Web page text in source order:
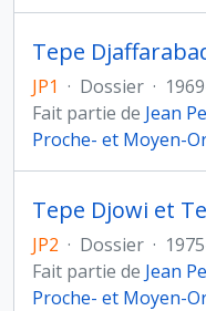
Tepe
JP1 · Dossier ·
Fait partie de Jean
Proche- et Moyen-
Tepe Djowi et
JP2 · Dossier ·
Fait partie de Jean
Proche- et Moyen-